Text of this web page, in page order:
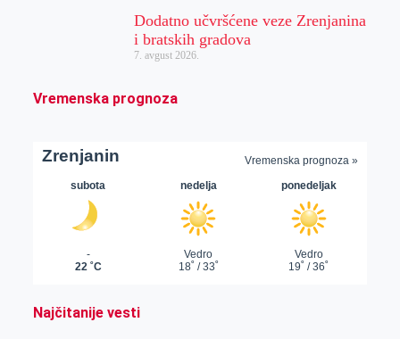
Dodatno učvršćene veze Zrenjanina
i bratskih gradova
7. avgust 2026.
Vremenska prognoza
Najčitanije vesti